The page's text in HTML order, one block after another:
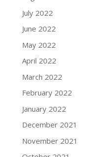
July 2022
June 2022
May 2022
April 2022
March 2022
February 2022
January 2022
December 2021
November 2021